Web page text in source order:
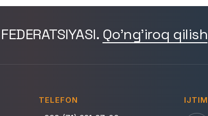
Qo'ng'iroq qilish
TELEFON